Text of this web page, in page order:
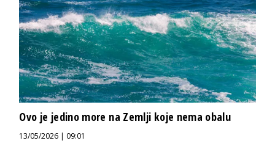
Ovo je jedino more na Zemlji koje nema obalu
13/05/2026 | 09:01